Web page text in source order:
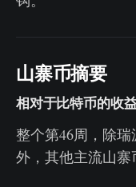
山寨币摘要
相对于比特币的收
整个第46周，除瑞
外，其他主流山寨